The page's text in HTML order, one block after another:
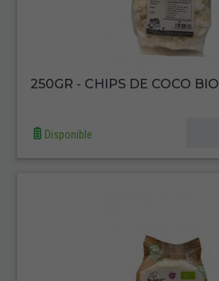
250GR - CHIPS DE COCO BIO
Disponible